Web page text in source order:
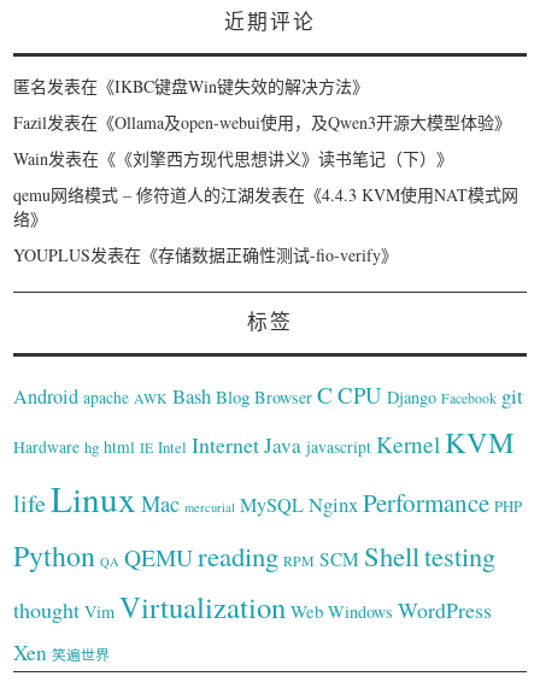
近期评论
匿名发表在《IKBC键盘Win键失效的解决方法》
Fazil发表在《Ollama及open-webui使用，及Qwen3开源大模型体验》
Wain发表在《 《刘擎西方现代思想讲义》读书笔记（下）》
qemu网络模式 – 修符道人的江湖发表在《4.4.3 KVM使用NAT模式网
络》
YOUPLUS发表在《存储数据正确性测试-fio-verify》
标签
Android apache AWK Bash Blog Browser C CPU Django Facebook git
Hardware hg html IE Intel InternetJava javascript Kernel KVM
lifeLinux Mac mercurial MySQLNginx Performance PHP
Python QA QEMUreading RPM SCM Shelltesting
thought Vim Virtualization Web Windows WordPress
Xen 笑遍世界